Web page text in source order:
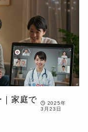
｜家庭で
2025年
3月23日